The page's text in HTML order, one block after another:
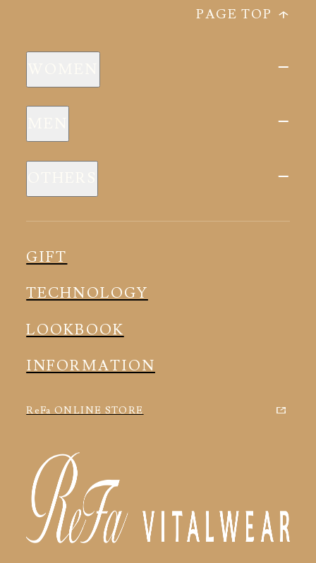
PAGE TOP
新商品
全ての商品
スリープウェア
ルームウェア
アクセサリー
新商品
スリープウェア
ルームウェア
アクセサリー
GIFT
TECHNOLOGY
LOOKBOOK
INFORMATION
ReFa ONLINE STORE